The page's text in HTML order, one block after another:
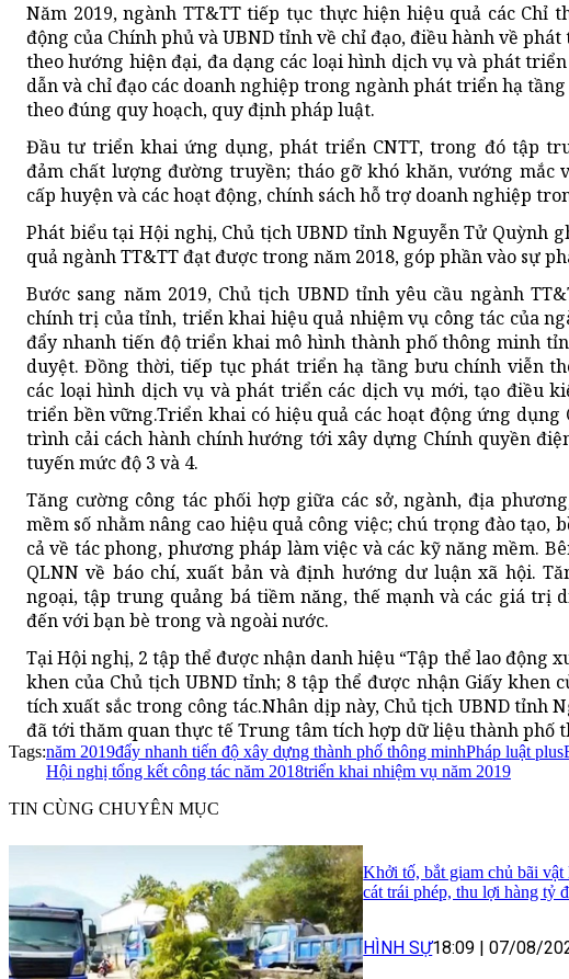
Năm 2019, ngành TT&TT tiếp tục thực hiện hiệu quả các Chỉ
động của Chính phủ và UBND tỉnh về chỉ đạo, điều hành về
theo hướng hiện đại, đa dạng các loại hình dịch vụ và phát
dẫn và chỉ đạo các doanh nghiệp trong ngành phát triển hạ
theo đúng quy hoạch, quy định pháp luật.
Đầu tư triển khai ứng dụng, phát triển CNTT, trong đó tập
đảm chất lượng đường truyền; tháo gỡ khó khăn, vướng mắc
cấp huyện và các hoạt động, chính sách hỗ trợ doanh nghiệp
Phát biểu tại Hội nghị, Chủ tịch UBND tỉnh Nguyễn Tử Quỳnh
quả ngành TT&TT đạt được trong năm 2018, góp phần vào sự
Bước sang năm 2019, Chủ tịch UBND tỉnh yêu cầu ngành
chính trị của tỉnh, triển khai hiệu quả nhiệm vụ công tác của
đẩy nhanh tiến độ triển khai mô hình thành phố thông minh
duyệt. Đồng thời, tiếp tục phát triển hạ tầng bưu chính viễn
các loại hình dịch vụ và phát triển các dịch vụ mới, tạo điều
triển bền vững.Triển khai có hiệu quả các hoạt động ứng dụng
trình cải cách hành chính hướng tới xây dựng Chính quyền
tuyến mức độ 3 và 4.
Tăng cường công tác phối hợp giữa các sở, ngành, địa
mềm số nhằm nâng cao hiệu quả công việc; chú trọng đào tạo,
cả về tác phong, phương pháp làm việc và các kỹ năng mềm.
QLNN về báo chí, xuất bản và định hướng dư luận xã hội.
ngoại, tập trung quảng bá tiềm năng, thế mạnh và các giá trị
đến với bạn bè trong và ngoài nước.
Tại Hội nghị, 2 tập thể được nhận danh hiệu “Tập thể lao động
khen của Chủ tịch UBND tỉnh; 8 tập thể được nhận Giấy khen
tích xuất sắc trong công tác.Nhân dịp này, Chủ tịch UBND tỉnh
đã tới thăm quan thực tế Trung tâm tích hợp dữ liệu thành phố
Tags:năm 2019đẩy nhanh tiến độ xây dựng thành phố thông minhPháp luật plus
Hội nghị tổng kết công tác năm 2018triển khai nhiệm vụ năm 2019
TIN CÙNG CHUYÊN MỤC
Khởi tố, bắt giam chủ bãi
cát trái phép, thu lợi hàng tỷ
HÌNH SỰ18:09 | 07/08/